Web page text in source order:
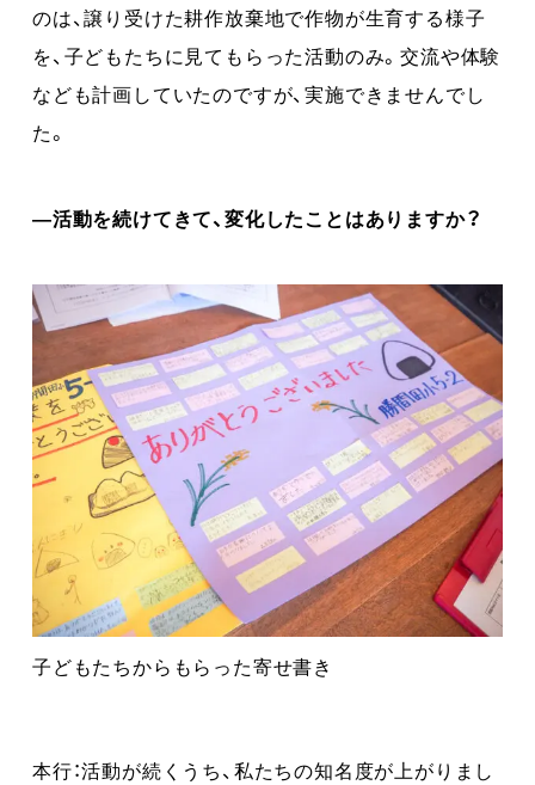
のは、譲り受けた耕作放棄地で作物が生育する様子
を、子どもたちに見てもらった活動のみ。交流や体験
なども計画していたのですが、実施できませんでし
た。
―活動を続けてきて、変化したことはありますか？
子どもたちからもらった寄せ書き
本行：活動が続くうち、私たちの知名度が上がりまし